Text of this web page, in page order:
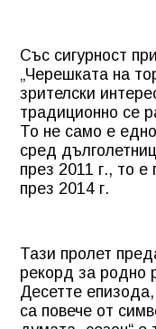
Със сигурност
„Черешката на
зрителски
традиционно се
То не само е
сред
през 2011 г., то
през 2014 г.
Тази пролет
рекорд за родно
Десетте
са повече от